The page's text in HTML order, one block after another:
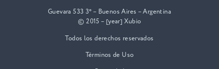
Guevara 533 3° – Buenos Aires – Argentina
© 2015 – [year] Xubio
Todos los derechos reservados
Términos de Uso